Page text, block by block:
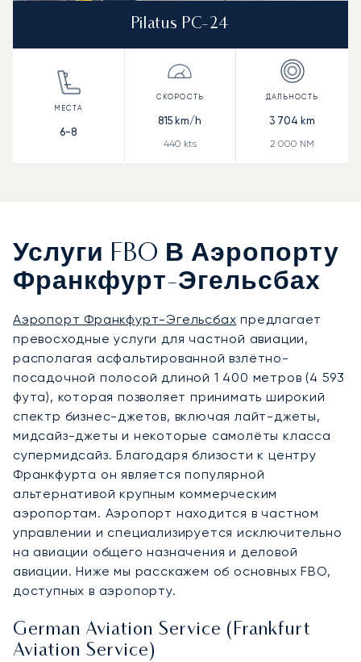
Pilatus PC-24
6-8
815 km/h
440 kts
3 704 km
2 000 NM
Услуги FBO В Аэропорту
Франкфурт-Эгельсбах
Аэропорт Франкфурт-Эгельсбах предлагает
превосходные услуги для частной авиации,
располагая асфальтированной взлётно-
посадочной полосой длиной 1 400 метров (4 593
фута), которая позволяет принимать широкий
спектр бизнес-джетов, включая лайт-джеты,
мидсайз-джеты и некоторые самолёты класса
супермидсайз. Благодаря близости к центру
Франкфурта он является популярной
альтернативой крупным коммерческим
аэропортам. Аэропорт находится в частном
управлении и специализируется исключительно
на авиации общего назначения и деловой
авиации. Ниже мы расскажем об основных FBO,
доступных в аэропорту.
German Aviation Service (Frankfurt
Aviation Service)